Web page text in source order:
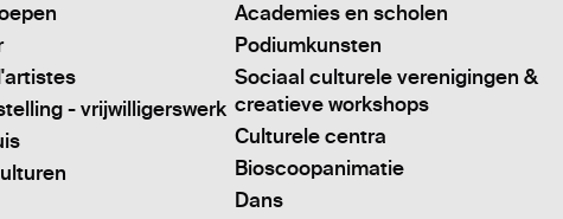
- vrijwilligerswerk
Academies en scholen
Podiumkunsten
Sociaal culturele verenigingen &
creatieve workshops
Culturele centra
Bioscoopanimatie
Dans